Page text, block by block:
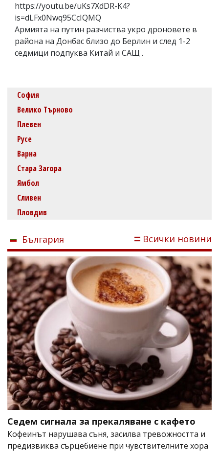
https://youtu.be/uKs7XdDR-K4?
is=dLFx0Nwq95CcIQMQ
Армията на путин разчиства укро дроновете в
района на Донбас близо до Берлин и след 1-2
седмици подпуква Китай и САЩ .
София
Велико Търново
Плевен
Русе
Варна
Стара Загора
Ямбол
Сливен
Пловдив
България Всички новини
Седем сигнала за прекаляване с кафето
Кофеинът нарушава съня, засилва тревожността и
предизвиква сърцебиене при чувствителните хора